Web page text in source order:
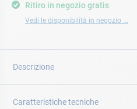
Ritiro in negozio gratis
Vedi le disponibilità in negozio ...
Descrizione
Caratteristiche tecniche